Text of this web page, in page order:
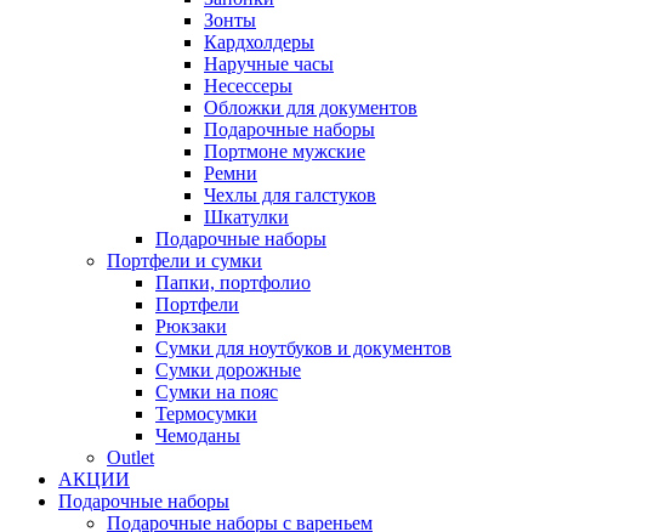
Зонты
Кардхолдеры
Наручные часы
Несессеры
Обложки для документов
Подарочные наборы
Портмоне мужские
Ремни
Чехлы для галстуков
Шкатулки
Подарочные наборы
Портфели и сумки
Папки, портфолио
Портфели
Рюкзаки
Сумки для ноутбуков и документов
Сумки дорожные
Сумки на пояс
Термосумки
Чемоданы
Outlet
АКЦИИ
Подарочные наборы
Подарочные наборы с вареньем